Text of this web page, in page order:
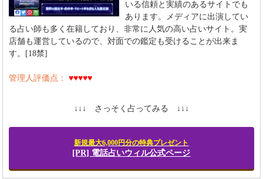
いる信頼と実績のあるサイトでも
あります。メディアに出演してい
る占い師も多く在籍しており、非常に人気の高い占いサイト。実
店舗も運営しているので、対面での鑑定も受けることが出来ま
す。[18禁]
管理人評価点：♥♥♥♥♥
↓↓↓ さっそく占ってみる ↓↓↓
新規最大6,000円分の特典プレゼント
[PR] 電話占いウィル公式ページ